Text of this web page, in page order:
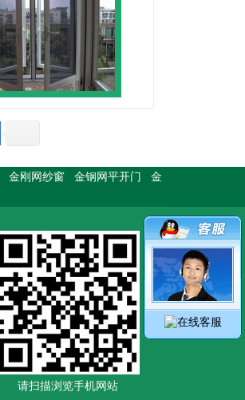
金刚网纱窗 金钢网平开门 金
请扫描浏览手机网站